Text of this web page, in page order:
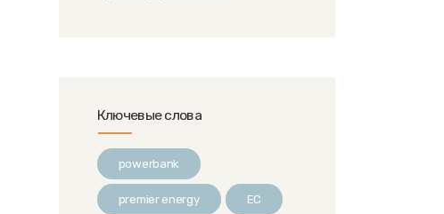
Ключевые слова
powerbank
premier energy ЕС